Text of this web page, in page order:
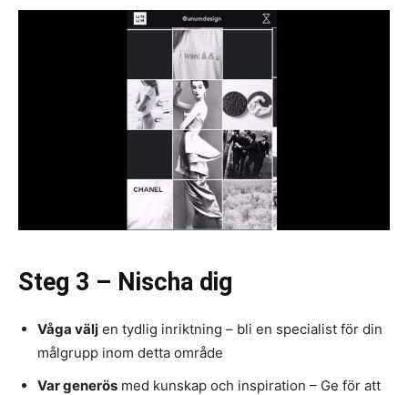
Steg 3 – Nischa dig
Våga välj en tydlig inriktning – bli en specialist för din
målgrupp inom detta område
Var generös med kunskap och inspiration – Ge för att